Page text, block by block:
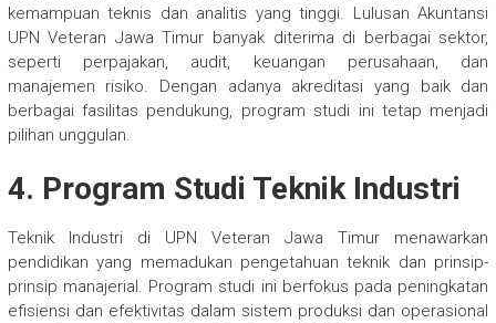
kemampuan teknis dan analitis yang tinggi. Lulusan Akuntansi
UPN Veteran Jawa Timur banyak diterima di berbagai sektor,
seperti perpajakan, audit, keuangan perusahaan, dan
manajemen risiko. Dengan adanya akreditasi yang baik dan
berbagai fasilitas pendukung, program studi ini tetap menjadi
pilihan unggulan.
4. Program Studi Teknik Industri
Teknik Industri di UPN Veteran Jawa Timur menawarkan
pendidikan yang memadukan pengetahuan teknik dan prinsip-
prinsip manajerial. Program studi ini berfokus pada peningkatan
efisiensi dan efektivitas dalam sistem produksi dan operasional